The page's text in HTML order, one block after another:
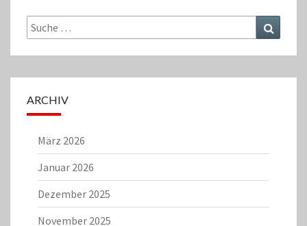
Suche
nach:
ARCHIV
März 2026
Januar 2026
Dezember 2025
November 2025